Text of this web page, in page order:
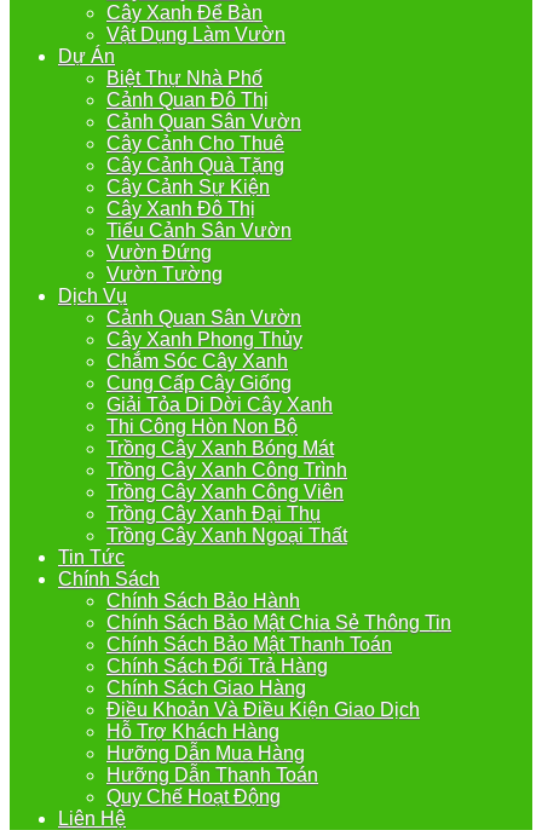
Cây Xanh Để Bàn
Vật Dụng Làm Vườn
Dự Án
Biệt Thự Nhà Phố
Cảnh Quan Đô Thị
Cảnh Quan Sân Vườn
Cây Cảnh Cho Thuê
Cây Cảnh Quà Tặng
Cây Cảnh Sự Kiện
Cây Xanh Đô Thị
Tiểu Cảnh Sân Vườn
Vườn Đứng
Vườn Tường
Dịch Vụ
Cảnh Quan Sân Vườn
Cây Xanh Phong Thủy
Chắm Sóc Cây Xanh
Cung Cấp Cây Giống
Giải Tỏa Di Dời Cây Xanh
Thi Công Hòn Non Bộ
Trồng Cây Xanh Bóng Mát
Trồng Cây Xanh Công Trình
Trồng Cây Xanh Công Viên
Trồng Cây Xanh Đại Thụ
Trồng Cây Xanh Ngoại Thất
Tin Tức
Chính Sách
Chính Sách Bảo Hành
Chính Sách Bảo Mật Chia Sẻ Thông Tin
Chính Sách Bảo Mật Thanh Toán
Chính Sách Đổi Trả Hàng
Chính Sách Giao Hàng
Điều Khoản Và Điều Kiện Giao Dịch
Hỗ Trợ Khách Hàng
Hưỡng Dẫn Mua Hàng
Hưỡng Dẫn Thanh Toán
Quy Chế Hoạt Động
Liên Hệ